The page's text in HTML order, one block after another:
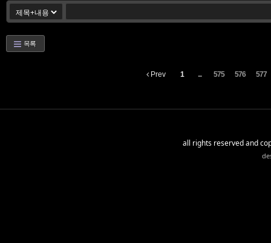
목록
Prev 1 ... 575 576 577
all rights reserved and